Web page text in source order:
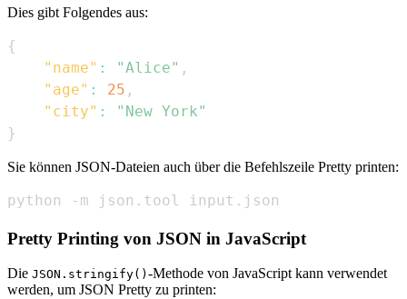
Dies gibt Folgendes aus:
{
"name" : "Alice" ,
"age" : 25 ,
"city" :
"New York"
}
Sie können JSON-Dateien auch über die Befehlszeile Pretty printen:
python -m json.tool input.json
Pretty Printing von JSON in JavaScript
Die JSON.stringify() -Methode von JavaScript kann verwendet
werden, um JSON Pretty zu printen: